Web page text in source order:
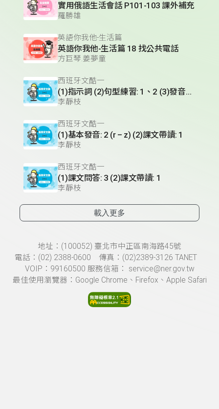
實用俄語生活會話 P101-103 課外補充
羅勝雄
英語你我他-生活篇
英語你我他-生活篇 18 找公共電話
方巨琴.姜夢童
西班牙文酷一
(1)指示詞 (2)句型練習: 1、2 (3)發音練習: 1、2
李靜枝
西班牙文酷一
(1)基本發音: 2 (r – z) (2)課文帶讀: 1
李靜枝
西班牙文酷一
(1)課文問答: 3 (2)課文帶讀: 1
李靜枝
載入更多
頁尾資訊地址：(100052) 臺北市中正區南海路45號
電話：(02) 2388-0600 傳真：(02)2389-3126 TANET
VOIP：99160500 服務信箱： service@ner.gov.tw
最佳使用瀏覽器：Google Chrome、Firefox、Apple Safari